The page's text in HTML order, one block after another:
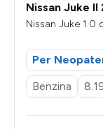
Nissan Juke II
Nissan Juke 1.0 dig-t
Per
Benzina